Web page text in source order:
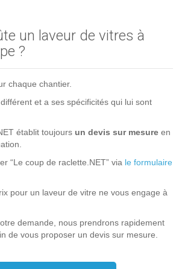
un laveur de vitres à
?
chaque chantier.
et a ses spécificités qui lui sont
établit toujours un devis sur mesure en
“Le coup de raclette.NET” via le formulaire
pour un laveur de vitre ne vous engage à
demande, nous prendrons rapidement
de vous proposer un devis sur mesure.